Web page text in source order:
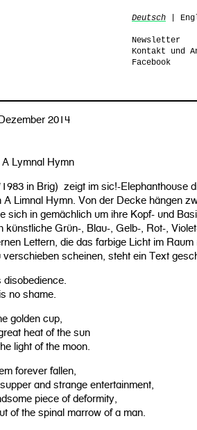
Deutsch
Newsletter
Kontakt und
Facebook
2014
Lymnal Hymn
in Brig) zeigt im sic!-Elephanthouse
A Limnal Hymn. Von der Decke hängen
sich in gemächlich um ihre Kopf- und
künstliche Grün-, Blau-, Gelb-, Rot-,
Lettern, die das farbige Licht im
scheinen, steht ein Text
no shame.
golden cup,
heat of the sun
light of the moon.
forever fallen,
and strange entertainment,
piece of deformity,
of the spinal marrow of a man.